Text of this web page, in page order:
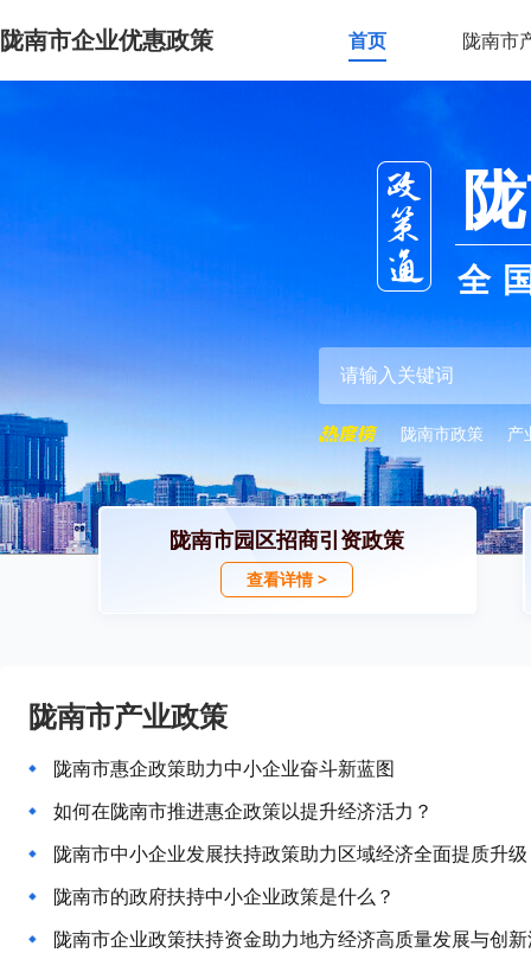
陇南市企业优惠政策 首页 陇南市
全
陇南市政策 产
陇南市园区招商引资政策
查看详情 >
陇南市产业政策
陇南市惠企政策助力中小企业奋斗新蓝图
如何在陇南市推进惠企政策以提升经济活力？
陇南市中小企业发展扶持政策助力区域经济全面提质升级
陇南市的政府扶持中小企业政策是什么？
陇南市企业政策扶持资金助力地方经济高质量发展与创